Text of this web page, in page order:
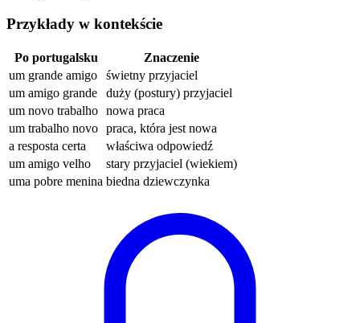
Przykłady w kontekście
Po portugalsku
Znaczenie
um grande amigo
świetny przyjaciel
um amigo grande
duży (postury) przyjaciel
um novo trabalho nowa praca
um trabalho novo praca, która jest nowa
a resposta certa
właściwa odpowiedź
um amigo velho
stary przyjaciel (wiekiem)
uma pobre menina biedna dziewczynka